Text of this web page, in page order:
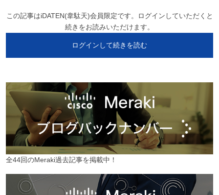
この記事はiDATEN(韋駄天)会員限定です。ログインしていただくと
続きをお読みいただけます。
ログインして続きを読む
全44回のMeraki過去記事を掲載中！